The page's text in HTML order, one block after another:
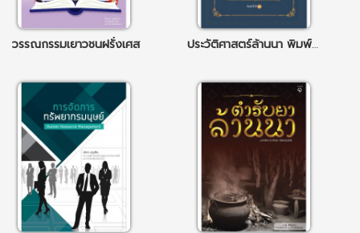
วรรณกรรมเยาวชนฝรั่งเศส ประวัติศาสตร์ล้านนา พิมพ์ครั้งที่ 13